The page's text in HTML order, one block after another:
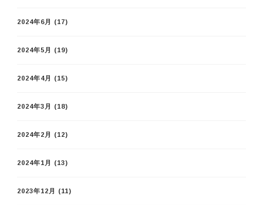
2024年6月 (17)
2024年5月 (19)
2024年4月 (15)
2024年3月 (18)
2024年2月 (12)
2024年1月 (13)
2023年12月 (11)